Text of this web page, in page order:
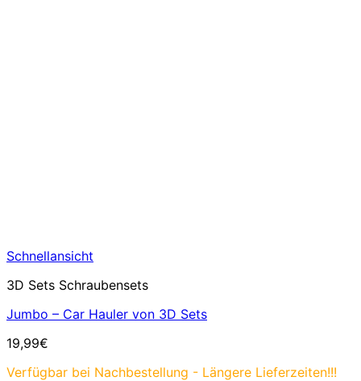
Schnellansicht
3D Sets Schraubensets
Jumbo – Car Hauler von 3D Sets
19,99€
Verfügbar bei Nachbestellung - Längere Lieferzeiten!!!